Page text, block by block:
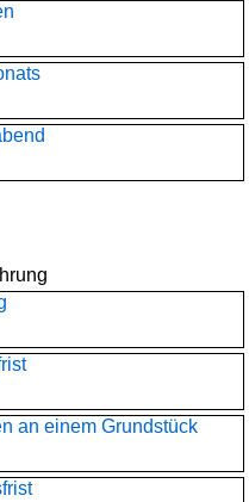
an einem Grundstück